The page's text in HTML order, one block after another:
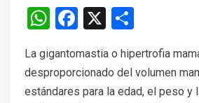
WhatsApp
Facebook
X
La gigantomastia o hipertrofia
desproporcionado del volumen
estándares para la edad, el peso y